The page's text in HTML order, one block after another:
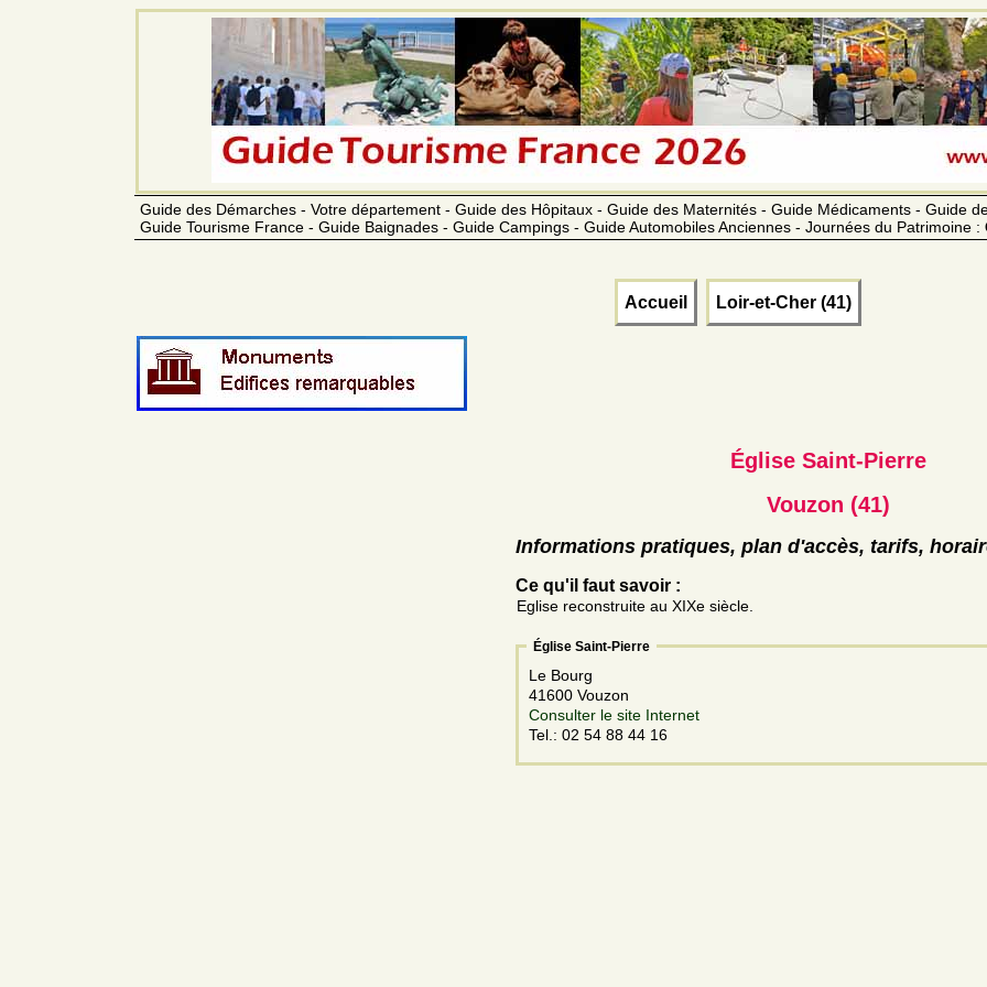
Guide des Démarches - Votre département - Guide des Hôpitaux - Guide des Maternités - Guide Médicaments - Guide
Guide Tourisme France - Guide Baignades - Guide Campings - Guide Automobiles Anciennes - Journées du Patrimoine :
Accueil Loir-et-Cher (41)
Église Saint-Pierre
Vouzon (41)
Informations pratiques, plan d'accès, tarifs,
Ce qu'il faut savoir :
Eglise reconstruite au XIXe siècle.
Église Saint-Pierre
Le Bourg
41600 Vouzon
Consulter le site Internet
Tel.: 02 54 88 44 16